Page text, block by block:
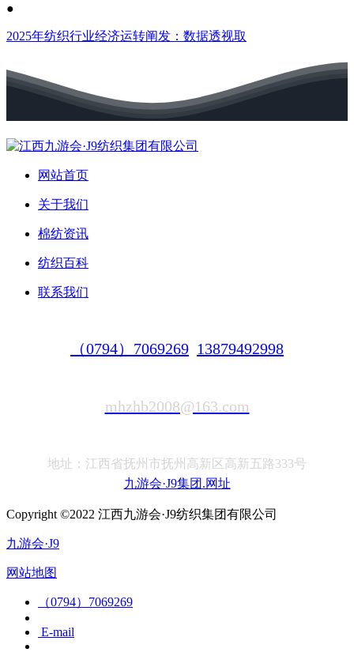
●
2025年纺织行业经济运转阐发：数据透视取
网站首页
关于我们
棉纺资讯
纺织百科
联系我们
（0794）7069269 13879492998
mhzhb2008@163.com
地址：江西省抚州市抚州高新区高新五路333号
九游会·J9集团.网址
Copyright ©2022 江西九游会·J9纺织集团有限公司
九游会·J9
网站地图
（0794）7069269
E-mail